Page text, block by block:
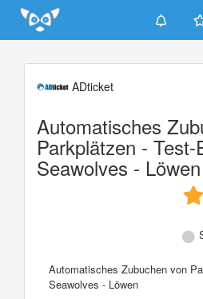
Update cookies preferences
ADticket
Automatisches
Parkplätzen - Test-
Seawolves - Löwen
Automatisches Zubuchen von
Seawolves - Löwen